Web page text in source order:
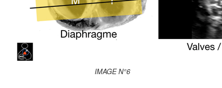
IMAGE N°6